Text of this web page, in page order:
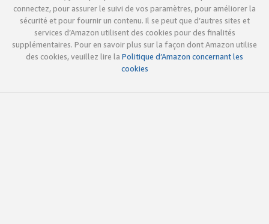
connectez, pour assurer le suivi de vos paramètres, pour améliorer la
sécurité et pour fournir un contenu. Il se peut que d’autres sites et
services d’Amazon utilisent des cookies pour des finalités
supplémentaires. Pour en savoir plus sur la façon dont Amazon utilise
des cookies, veuillez lire la Politique d’Amazon concernant les
cookies